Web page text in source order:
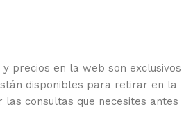
precios en la web son exclusivos
disponibles para retirar en la
las consultas que necesites antes